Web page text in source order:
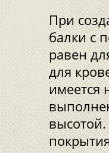
При
балки с
равен
для
имеется